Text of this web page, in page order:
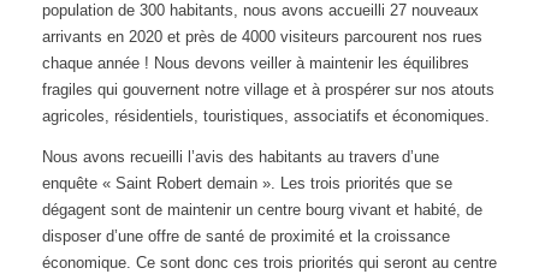
population de 300 habitants, nous avons accueilli 27 nouveaux
arrivants en 2020 et près de 4000 visiteurs parcourent nos rues
chaque année ! Nous devons veiller à maintenir les équilibres
fragiles qui gouvernent notre village et à prospérer sur nos atouts
agricoles, résidentiels, touristiques, associatifs et économiques.
Nous avons recueilli l’avis des habitants au travers d’une
enquête « Saint Robert demain ». Les trois priorités que se
dégagent sont de maintenir un centre bourg vivant et habité, de
disposer d’une offre de santé de proximité et la croissance
économique. Ce sont donc ces trois priorités qui seront au centre